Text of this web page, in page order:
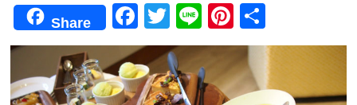
Share
F
a
c
e
T
wi
tt
er
Li
n
e
Pi
nt
er
e
有